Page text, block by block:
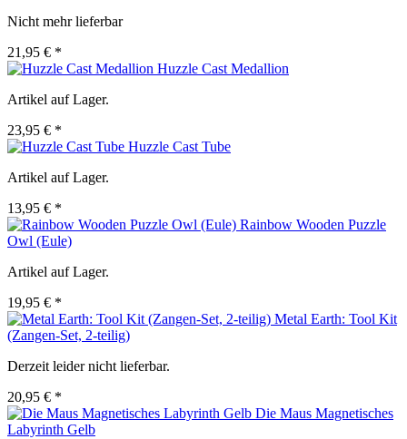
Nicht mehr lieferbar
21,95 € *
Huzzle Cast Medallion
Artikel auf Lager.
23,95 € *
Huzzle Cast Tube
Artikel auf Lager.
13,95 € *
Rainbow Wooden Puzzle
Owl (Eule)
Artikel auf Lager.
19,95 € *
Metal Earth: Tool Kit
(Zangen-Set, 2-teilig)
Derzeit leider nicht lieferbar.
20,95 € *
Die Maus Magnetisches
Labyrinth Gelb